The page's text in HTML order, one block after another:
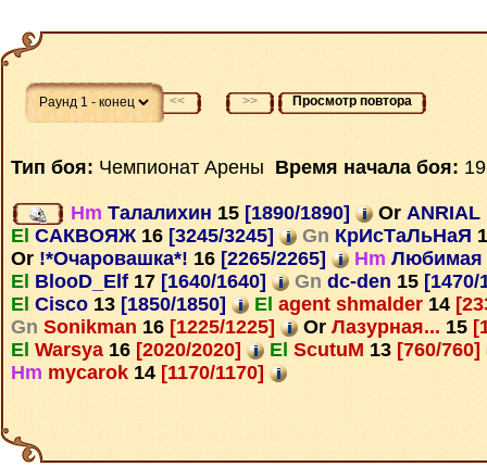
<< >> Просмотр повтора
Тип боя: Чемпионат Арены Время начала боя:
Hm Талалихин 15 [1890/1890] Or ANRIAL
El САКВОЯЖ 16 [3245/3245] Gn КрИсТаЛьНаЯ
Or !*Очаровашка*! 16 [2265/2265] Hm Любимая
El BlooD_Elf 17 [1640/1640] Gn dc-den 15
El Cisco 13 [1850/1850] El agent shmalder 14
Gn Sonikman 16 [1225/1225] Or Лазурная... 15
El Warsya 16 [2020/2020] El ScutuM 13 [760/760]
Hm mycarok 14 [1170/1170]